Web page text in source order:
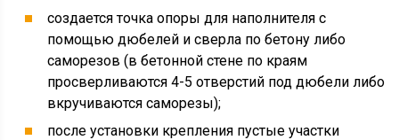
создается точка опоры для наполнителя с
помощью дюбелей и сверла по бетону либо
саморезов (в бетонной стене по краям
просверливаются 4-5 отверстий под дюбели либо
вкручиваются саморезы);
после установки крепления пустые участки